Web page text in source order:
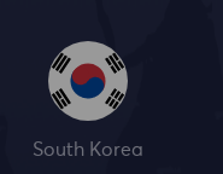
South Korea